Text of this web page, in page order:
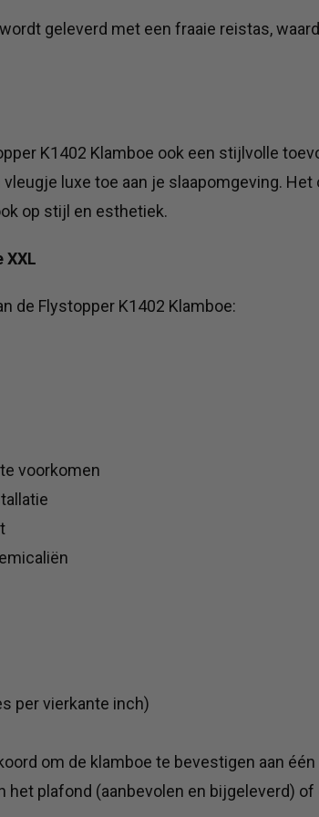
geleverd met een fraaie reistas,
K1402 Klamboe ook een stijlvolle
luxe toe aan je slaapomgeving.
op stijl en esthetiek.
XXL
de Flystopper K1402 Klamboe:
voorkomen
per vierkante inch)
om de klamboe te bevestigen aan
plafond (aanbevolen en bijgeleverd)